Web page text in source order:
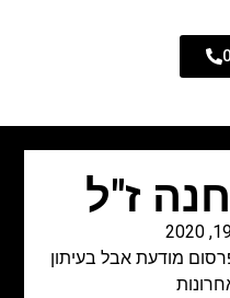
ז"ל
מודעת אבל בעיתון